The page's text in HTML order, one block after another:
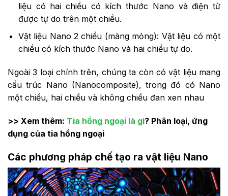
liệu có hai chiều có kích thước Nano và điện tử
được tự do trên một chiều.
Vật liệu Nano 2 chiều (màng mỏng): Vật liệu có một
chiều có kích thước Nano và hai chiều tự do.
Ngoài 3 loại chính trên, chúng ta còn có vật liệu mang
cấu trúc Nano (Nanocomposite), trong đó có Nano
một chiều, hai chiều và không chiều đan xen nhau
>> Xem thêm: Tia hồng ngoại là gì? Phân loại, ứng
dụng của tia hồng ngoại
Các phương pháp chế tạo ra vật liệu Nano